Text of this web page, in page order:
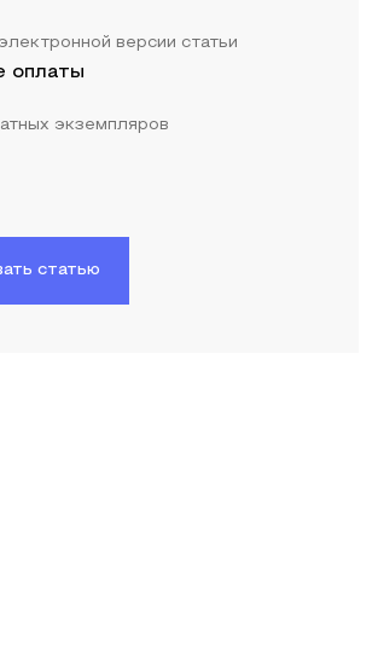
версии статьи
оплаты
экземпляров
статью